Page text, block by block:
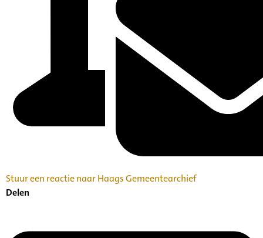
Stuur een reactie naar Haags Gemeentearchief
Delen